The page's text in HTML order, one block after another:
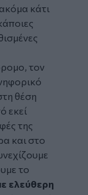
κάτι
τον
θέση
εκεί
της
και στο
το
ελεύθερη